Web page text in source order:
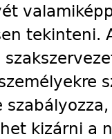
tekinteni.
kizárni a